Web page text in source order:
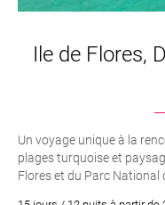
bastions.
observation de la
grande fleur au
N’hésitez pas à
destination. Il vous
conforme à vos
Ile de Flores,
Un voyage unique à la
plages turquoise et
Flores et du Parc